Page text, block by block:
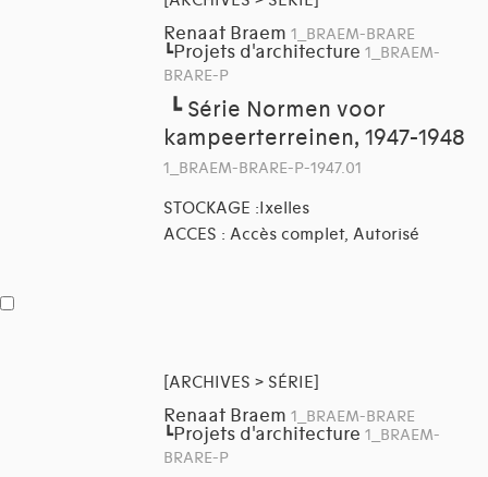
Renaat Braem 1_BRAEM-BRARE
┗Projets d'architecture 1_BRAEM-
BRARE-P
┗ Série Normen voor
kampeerterreinen, 1947-1948
1_BRAEM-BRARE-P-1947.01
STOCKAGE :Ixelles
ACCES : Accès complet, Autorisé
[ARCHIVES > SÉRIE]
Renaat Braem 1_BRAEM-BRARE
┗Projets d'architecture 1_BRAEM-
BRARE-P